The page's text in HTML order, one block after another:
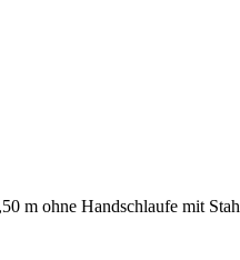
m ohne Handschlaufe mit